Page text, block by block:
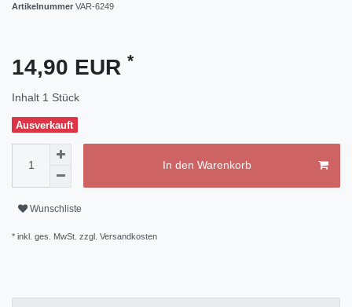
Artikelnummer VAR-6249
14,90 EUR *
Inhalt 1 Stück
Ausverkauft
In den Warenkorb
Wunschliste
* inkl. ges. MwSt. zzgl. Versandkosten